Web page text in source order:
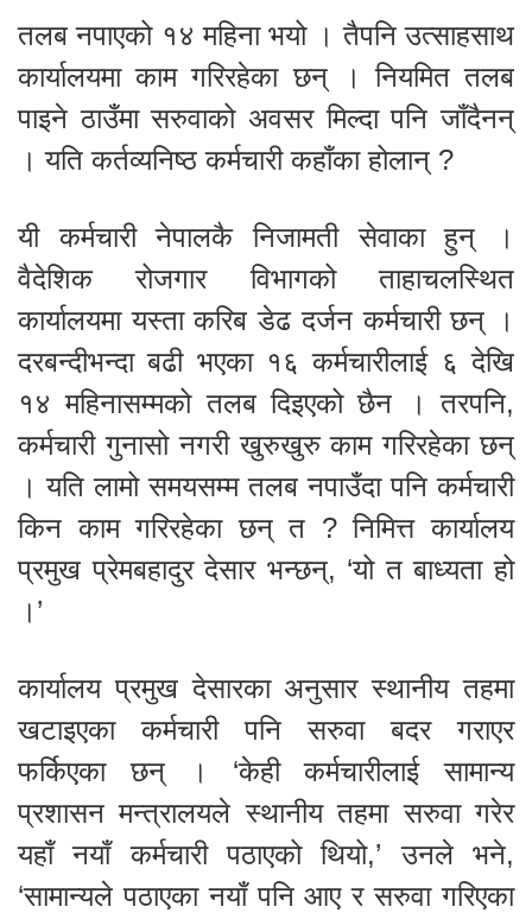
तलब नपाएको १४ महिना भयो । तैपनि उत्साहसाथ
कार्यालयमा काम गरिरहेका छन् । नियमित तलब
पाइने ठाउँमा सरुवाको अवसर मिल्दा पनि जाँदैनन्
। यति कर्तव्यनिष्ठ कर्मचारी कहाँका होलान् ?
यी कर्मचारी नेपालकै निजामती सेवाका हुन् ।
वैदेशिक रोजगार विभागको ताहाचलस्थित
कार्यालयमा यस्ता करिब डेढ दर्जन कर्मचारी छन् ।
दरबन्दीभन्दा बढी भएका १६ कर्मचारीलाई ६ देखि
१४ महिनासम्मको तलब दिइएको छैन । तरपनि,
कर्मचारी गुनासो नगरी खुरुखुरु काम गरिरहेका छन्
। यति लामो समयसम्म तलब नपाउँदा पनि कर्मचारी
किन काम गरिरहेका छन् त ? निमित्त कार्यालय
प्रमुख प्रेमबहादुर देसार भन्छन्, ‘यो त बाध्यता हो
।’
कार्यालय प्रमुख देसारका अनुसार स्थानीय तहमा
खटाइएका कर्मचारी पनि सरुवा बदर गराएर
फर्किएका छन् । ‘केही कर्मचारीलाई सामान्य
प्रशासन मन्त्रालयले स्थानीय तहमा सरुवा गरेर
यहाँ नयाँ कर्मचारी पठाएको थियो,’ उनले भने,
‘सामान्यले पठाएका नयाँ पनि आए र सरुवा गरिएका